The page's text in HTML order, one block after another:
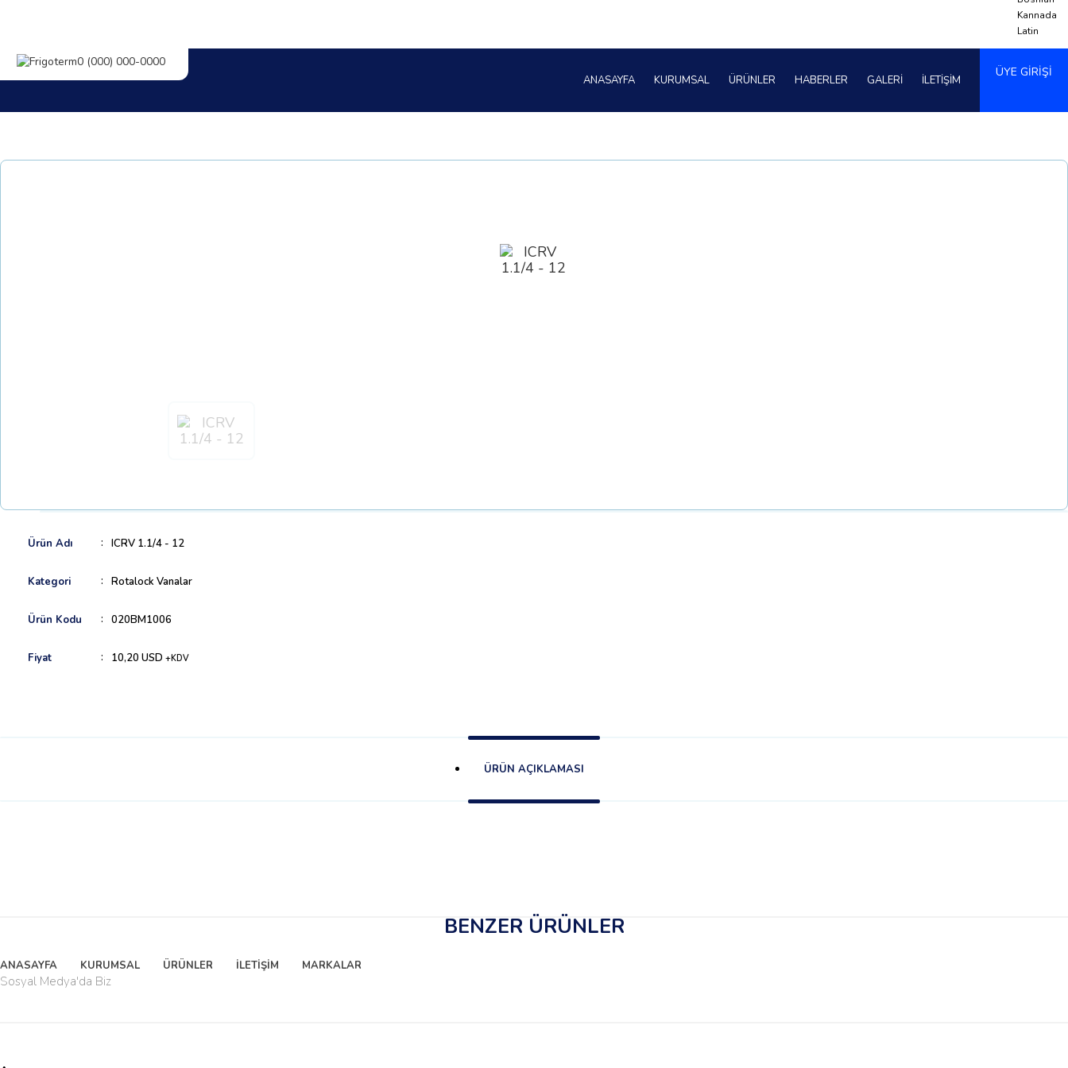
Kannada
Latin
ANASAYFA KURUMSAL ÜRÜNLER HABERLER GALERİ İLETİŞİM
ÜYE GİRİŞİ
Ürün Adı ICRV 1.1/4 - 12
Kategori Rotalock Vanalar
Ürün Kodu 020BM1006
Fiyat 10,20 USD +KDV
ÜRÜN AÇIKLAMASI
BENZER ÜRÜNLER
ANASAYFA KURUMSAL ÜRÜNLER İLETİŞİM MARKALAR
Sosyal Medya'da Biz